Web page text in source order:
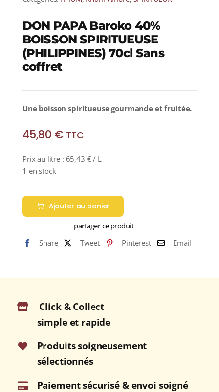
DON PAPA Baroko 40%
BOISSON SPIRITUEUSE
(PHILIPPINES) 70cl Sans
coffret
Une boisson spiritueuse gourmande et fruitée.
45,80 € TTC
Prix au litre : 65,43 € / L
1 en stock
de
DON
Baroko
SPIRITUEUSE
70cl
coffret
Ajouter au panier
partager ce produit
Share
Tweet Pinterest Email
Click & Collect
simple et rapide
Produits soigneusement
sélectionnés
Paiement sécurisé & envoi soigné